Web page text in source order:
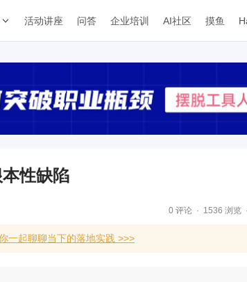
活动讲座 问答 企业培训 AI社区 摸鱼
性缺陷
0 评论 1536 浏览
一起聊聊当下的落地实践 >>>